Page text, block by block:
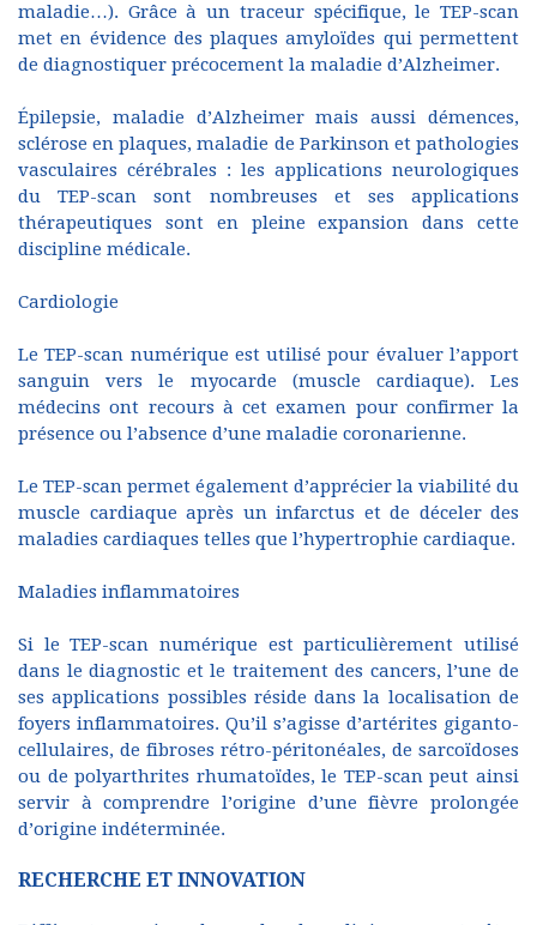
maladie…). Grâce à un traceur spécifique, le TEP-scan
met en évidence des plaques amyloïdes qui permettent
de diagnostiquer précocement la maladie d’Alzheimer.
Épilepsie, maladie d’Alzheimer mais aussi démences,
sclérose en plaques, maladie de Parkinson et pathologies
vasculaires cérébrales : les applications neurologiques
du TEP-scan sont nombreuses et ses applications
thérapeutiques sont en pleine expansion dans cette
discipline médicale.
Cardiologie
Le TEP-scan numérique est utilisé pour évaluer l’apport
sanguin vers le myocarde (muscle cardiaque). Les
médecins ont recours à cet examen pour confirmer la
présence ou l’absence d’une maladie coronarienne.
Le TEP-scan permet également d’apprécier la viabilité du
muscle cardiaque après un infarctus et de déceler des
maladies cardiaques telles que l’hypertrophie cardiaque.
Maladies inflammatoires
Si le TEP-scan numérique est particulièrement utilisé
dans le diagnostic et le traitement des cancers, l’une de
ses applications possibles réside dans la localisation de
foyers inflammatoires. Qu’il s’agisse d’artérites giganto-
cellulaires, de fibroses rétro-péritonéales, de sarcoïdoses
ou de polyarthrites rhumatoïdes, le TEP-scan peut ainsi
servir à comprendre l’origine d’une fièvre prolongée
d’origine indéterminée.
RECHERCHE ET INNOVATION